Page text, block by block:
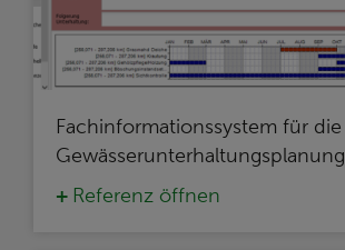
Fachinformationssystem für die
Gewässerunterhaltungsplanung
Referenz öffnen